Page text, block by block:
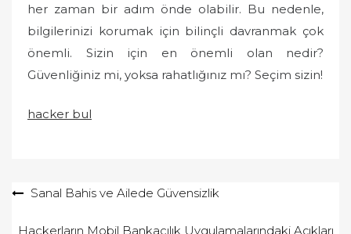
her zaman bir adım önde olabilir. Bu nedenle,
bilgilerinizi korumak için bilinçli davranmak çok
önemli. Sizin için en önemli olan nedir?
Güvenliğiniz mi, yoksa rahatlığınız mı? Seçim sizin!
hacker bul
YazıSanal Bahis ve Ailede Güvensizlik
Hackerların Mobil Bankacılık Uygulamalarındaki Açıkları